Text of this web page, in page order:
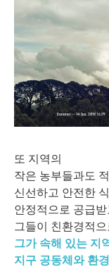
또 지역의
작은 농부들과도
신선하고 안전한
안정적으로 공급받
그들이 친환경적
그가 속해 있는 지
지구 공동체와 환경